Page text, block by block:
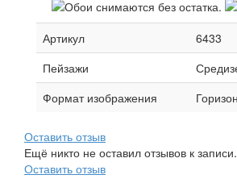
Артикул
6433
Пейзажи
Формат изображения
Оставить отзыв
Ещё никто не оставил отзывов к записи.
Оставить отзыв